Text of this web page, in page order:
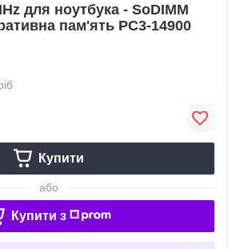
для ноутбука - SoDIMM
пам'ять PC3-14900
Купити
або
Купити з